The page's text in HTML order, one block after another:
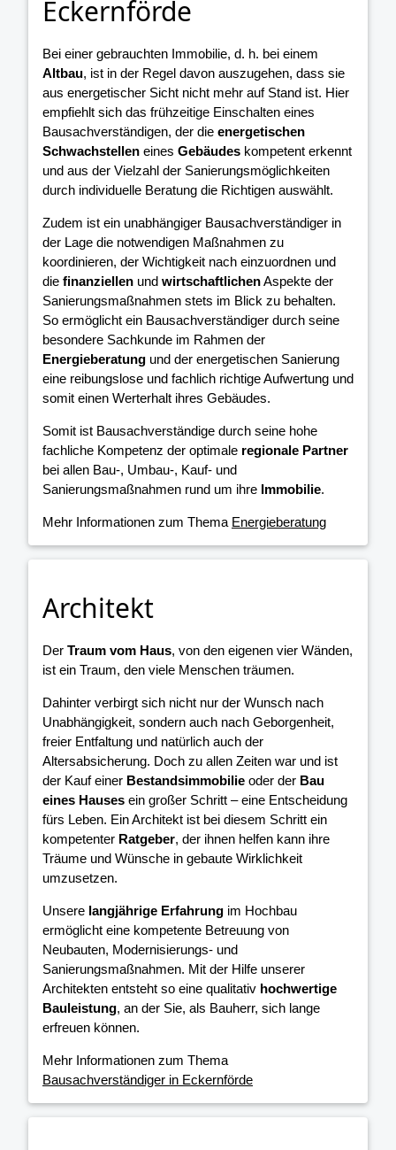
Eckernförde
Bei einer gebrauchten Immobilie, d. h. bei einem
Altbau, ist in der Regel davon auszugehen, dass sie
aus energetischer Sicht nicht mehr auf Stand ist. Hier
empfiehlt sich das frühzeitige Einschalten eines
Bausachverständigen, der die energetischen
Schwachstellen eines Gebäudes kompetent erkennt
und aus der Vielzahl der Sanierungsmöglichkeiten
durch individuelle Beratung die Richtigen auswählt.
Zudem ist ein unabhängiger Bausachverständiger in
der Lage die notwendigen Maßnahmen zu
koordinieren, der Wichtigkeit nach einzuordnen und
die finanziellen und wirtschaftlichenAspekte der
Sanierungsmaßnahmen stets im Blick zu behalten.
So ermöglicht ein Bausachverständiger durch seine
besondere Sachkunde im Rahmen der
Energieberatung und der energetischen Sanierung
eine reibungslose und fachlich richtige Aufwertung und
somit einen Werterhalt ihres Gebäudes.
Somit ist Bausachverständige durch seine hohe
fachliche Kompetenz der optimale regionale Partner
bei allen Bau-, Umbau-, Kauf- und
Sanierungsmaßnahmen rund um ihre Immobilie.
Mehr Informationen zum Thema Energieberatung
Architekt
Der Traum vom Haus, von den eigenen vier Wänden,
ist ein Traum, den viele Menschen träumen.
Dahinter verbirgt sich nicht nur der Wunsch nach
Unabhängigkeit, sondern auch nach Geborgenheit,
freier Entfaltung und natürlich auch der
Altersabsicherung. Doch zu allen Zeiten war und ist
der Kauf einer Bestandsimmobilie oder der Bau
eines Hauses ein großer Schritt – eine Entscheidung
fürs Leben. Ein Architekt ist bei diesem Schritt ein
kompetenter Ratgeber, der ihnen helfen kann ihre
Träume und Wünsche in gebaute Wirklichkeit
umzusetzen.
Unsere langjährige Erfahrung im Hochbau
ermöglicht eine kompetente Betreuung von
Neubauten, Modernisierungs- und
Sanierungsmaßnahmen. Mit der Hilfe unserer
Architekten entsteht so eine qualitativ hochwertige
Bauleistung, an der Sie, als Bauherr, sich lange
erfreuen können.
Mehr Informationen zum Thema
Bausachverständiger in Eckernförde